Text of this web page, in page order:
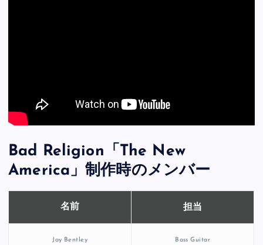
Bad Religion「The New
America」制作時のメンバー
名前 担当
Jay Bentley Bass Guitar